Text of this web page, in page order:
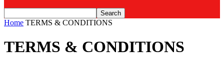
Home TERMS & CONDITIONS
TERMS & CONDITIONS